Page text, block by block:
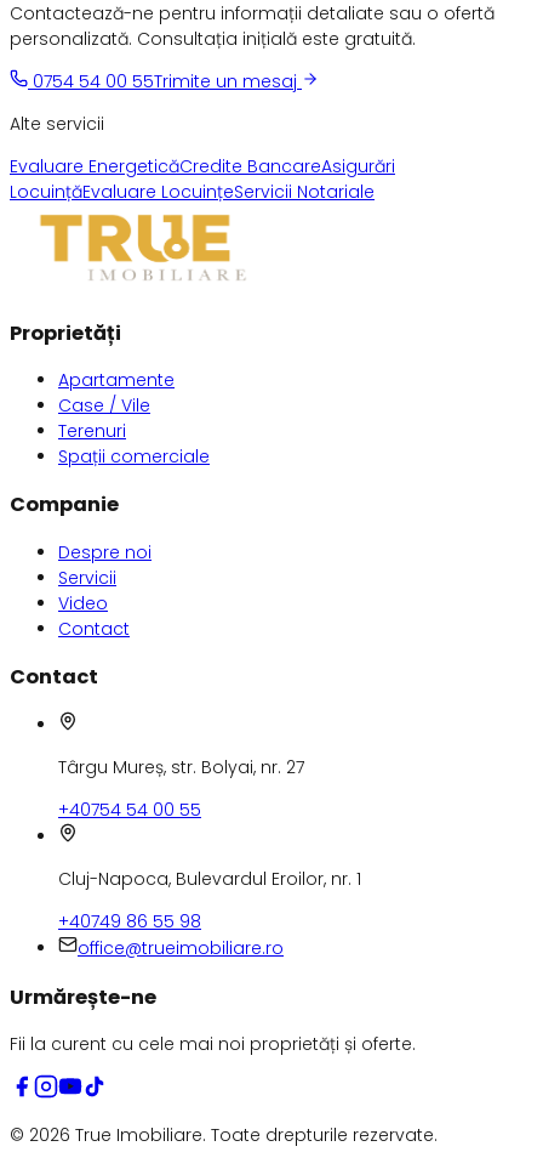
Contactează-ne pentru informații detaliate sau o ofertă
personalizată. Consultația inițială este gratuită.
0754 54 00 55Trimite un mesaj
Alte servicii
Evaluare EnergeticăCredite BancareAsigurări
LocuințăEvaluare LocuințeServicii Notariale
Proprietăți
Apartamente
Case / Vile
Terenuri
Spații comerciale
Companie
Despre noi
Servicii
Video
Contact
Contact
Târgu Mureș, str. Bolyai, nr. 27
+40754 54 00 55
Cluj-Napoca, Bulevardul Eroilor, nr. 1
+40749 86 55 98
office@trueimobiliare.ro
Urmărește-ne
Fii la curent cu cele mai noi proprietăți și oferte.
© 2026 True Imobiliare. Toate drepturile rezervate.